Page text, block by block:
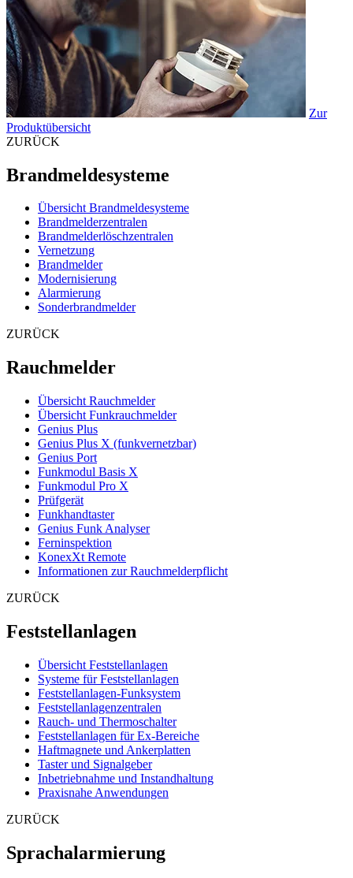
Zur
Produktübersicht
ZURÜCK
Brandmeldesysteme
Übersicht Brandmeldesysteme
Brandmelderzentralen
Brandmelderlöschzentralen
Vernetzung
Brandmelder
Modernisierung
Alarmierung
Sonderbrandmelder
ZURÜCK
Rauchmelder
Übersicht Rauchmelder
Übersicht Funkrauchmelder
Genius Plus
Genius Plus X (funkvernetzbar)
Genius Port
Funkmodul Basis X
Funkmodul Pro X
Prüfgerät
Funkhandtaster
Genius Funk Analyser
Ferninspektion
KonexXt Remote
Informationen zur Rauchmelderpflicht
ZURÜCK
Feststellanlagen
Übersicht Feststellanlagen
Systeme für Feststellanlagen
Feststellanlagen-Funksystem
Feststellanlagenzentralen
Rauch- und Thermoschalter
Feststellanlagen für Ex-Bereiche
Haftmagnete und Ankerplatten
Taster und Signalgeber
Inbetriebnahme und Instandhaltung
Praxisnahe Anwendungen
ZURÜCK
Sprachalarmierung